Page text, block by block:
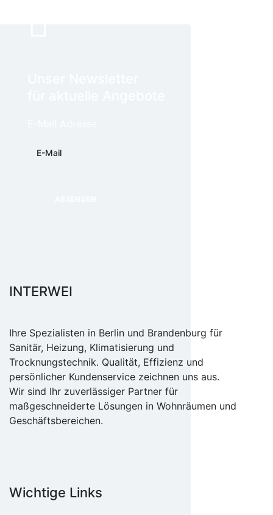
INTERWEI
Ihre Spezialisten in Berlin und Brandenburg für
Sanitär, Heizung, Klimatisierung und
Trocknungstechnik. Qualität, Effizienz und
persönlicher Kundenservice zeichnen uns aus.
Wir sind Ihr zuverlässiger Partner für
maßgeschneiderte Lösungen in Wohnräumen und
Geschäftsbereichen.
Wichtige Links